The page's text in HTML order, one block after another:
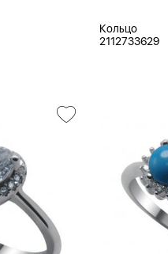
Кольцо
2112733629